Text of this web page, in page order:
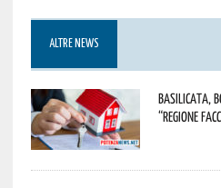
ALTRE NEWS
Basilicata,
“Regione